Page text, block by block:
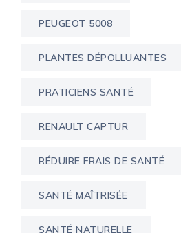
PEUGEOT 5008
PLANTES DÉPOLLUANTES
PRATICIENS SANTÉ
RENAULT CAPTUR
RÉDUIRE FRAIS DE SANTÉ
SANTÉ MAÎTRISÉE
SANTÉ NATURELLE